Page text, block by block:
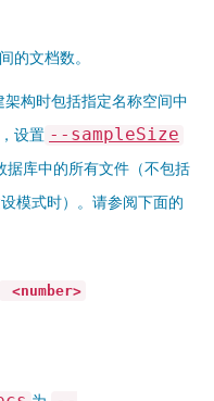
的文档数。
架构时包括指定名称空间中
设置 --sampleSize
据库中的所有文件（不包括
模式时）。请参阅下面的
<number>